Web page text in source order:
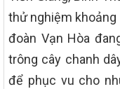
thử nghiệm khoảng
đoàn Vạn Hòa
trông cây chanh
để phục vu cho